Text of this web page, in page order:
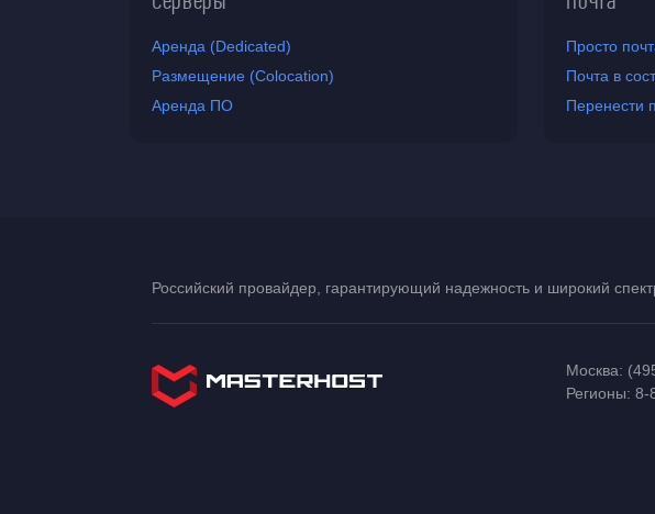
Аренда (Dedicated)
Размещение (Colocation)
Аренда ПО
Просто
Почта в
Перенести
Российский провайдер, гарантирующий надежность и широкий
Москва:
Регионы:8-